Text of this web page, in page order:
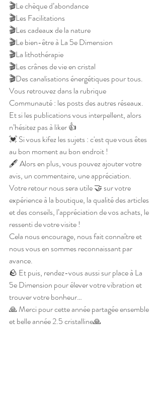
🎬Le chèque d’abondance
🎬Les Facilitations
🎬Les cadeaux de la nature
🎬Le bien-être à La 5e Dimension
🎬La lithothérapie
🎬Les crânes de vie en cristal
🎬Des canalisations énergétiques pour tous.
Vous retrouvez dans la rubrique
Communauté : les posts des autres réseaux.
Et si les publications vous interpellent, alors
n’hésitez pas à liker 👍
💓 Si vous kifez les sujets : c'est que vous êtes
au bon moment au bon endroit !
🖋 Alors en plus, vous pouvez ajouter votre
avis, un commentaire, une appréciation.
Votre retour nous sera utile 🤝 sur votre
expérience à la boutique, la qualité des articles
et des conseils, l’appréciation de vos achats, le
ressenti de votre visite !
Cela nous encourage, nous fait connaître et
nous vous en sommes reconnaissant par
avance.
🪨 Et puis, rendez-vous aussi sur place à La
5e Dimension pour élever votre vibration et
trouver votre bonheur…
🙏 Merci pour cette année partagée ensemble
et belle année 2.5 cristalline🙏